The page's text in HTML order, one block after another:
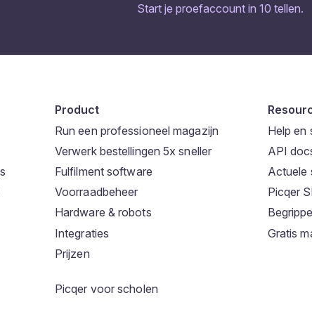
Start je proefaccount in 10 tellen.
Product
Run een professioneel magazijn
Verwerk bestellingen 5x sneller
Fulfilment software
Voorraadbeheer
Hardware & robots
Integraties
Prijzen
Picqer voor scholen
Help en
API
Actuele
Picqer
Gratis